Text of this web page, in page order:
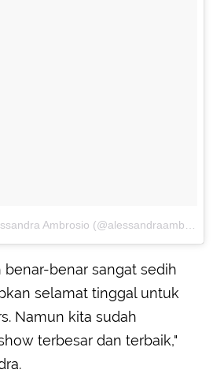
benar-benar sangat sedih
selamat tinggal untuk
Namun kita sudah
terbesar dan terbaik,"